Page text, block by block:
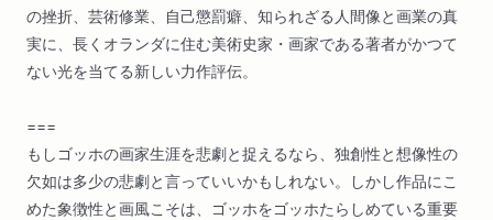
の挫折、芸術修業、自己懲罰癖、知られざる人間像と画業の真
実に、長くオランダに住む美術史家・画家である著者がかつて
ない光を当てる新しい力作評伝。
===
もしゴッホの画家生涯を悲劇と捉えるなら、独創性と想像性の
欠如は多少の悲劇と言っていいかもしれない。しかし作品にこ
めた象徴性と画風こそは、ゴッホをゴッホたらしめている重要